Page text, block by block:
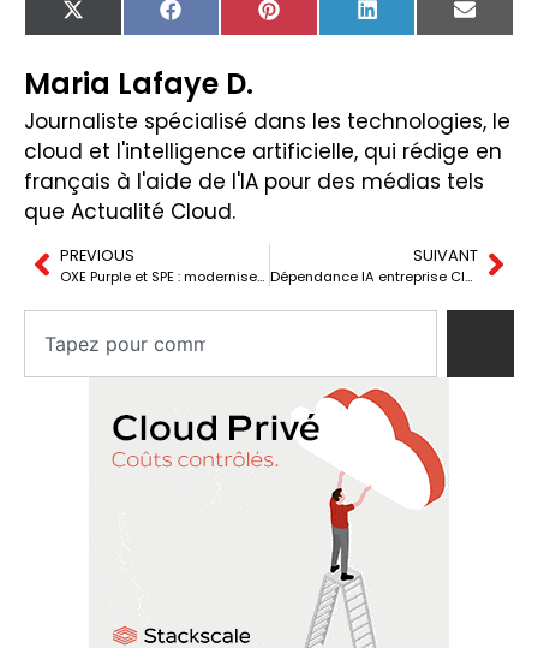
X
(Twitter)
FacebookPinterest LinkedIn Email
Maria Lafaye D.
Journaliste spécialisé dans les technologies, le
cloud et l'intelligence artificielle, qui rédige en
français à l'aide de l'IA pour des médias tels
que Actualité Cloud.
PREVIOUS
OXE Purple et SPE : moderniser la voix sans recâbler hôpitaux, usines et hôtels
SUIVANT
Dépendance IA entreprise Claude : le cas Belo expose le risque des fournisseurs tiers